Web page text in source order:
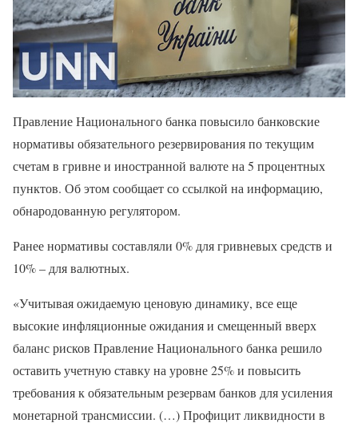
Правление Национального банка повысило банковские
нормативы обязательного резервирования по текущим
счетам в гривне и иностранной валюте на 5 процентных
пунктов. Об этом сообщает со ссылкой на информацию,
обнародованную регулятором.
Ранее нормативы составляли 0% для гривневых средств и
10% – для валютных.
«Учитывая ожидаемую ценовую динамику, все еще
высокие инфляционные ожидания и смещенный вверх
баланс рисков Правление Национального банка решило
оставить учетную ставку на уровне 25% и повысить
требования к обязательным резервам банков для усиления
монетарной трансмиссии. (…) Профицит ликвидности в